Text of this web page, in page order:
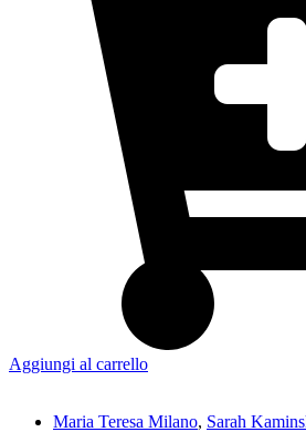
Aggiungi al carrello
Maria Teresa Milano, Sarah